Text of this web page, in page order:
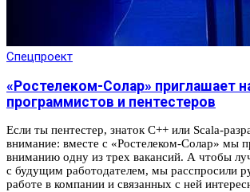
Спецпроект
«Ростелеком-Солар» приглашает
программистов и пентестеров
Если ты пентестер, знаток C++ или Scala-
внимание: вместе с «Ростелеком-Солар» мы
вниманию одну из трех вакансий. А чтобы
с будущим работодателем, мы расспросили
работе в компании и связанных с ней